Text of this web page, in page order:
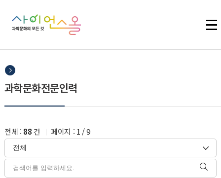
과학문화전문인력
전체 : 88건 페이지 : 1 /9